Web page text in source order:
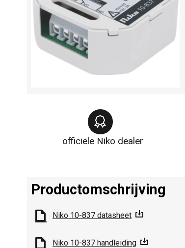
officiële Niko dealer
Productomschrijving
Niko 10-837 datasheet
Niko 10-837 handleiding